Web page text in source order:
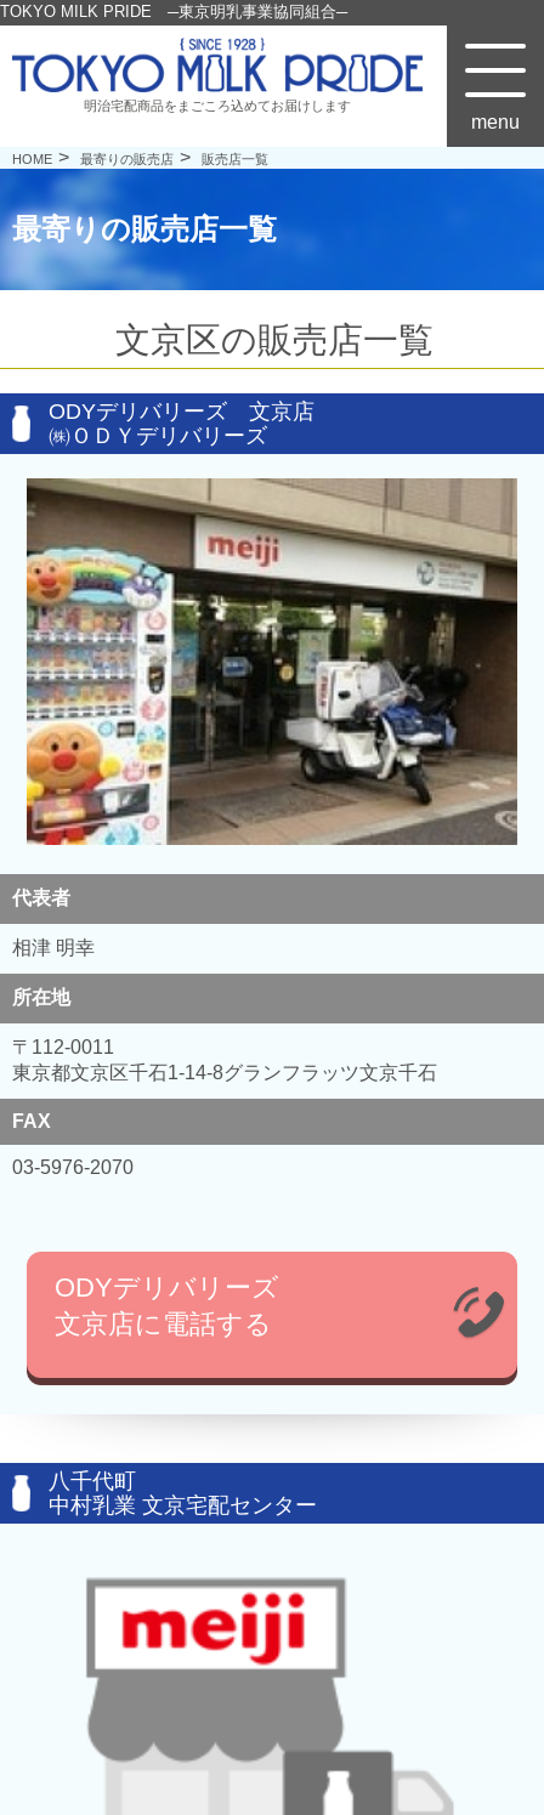
TOKYO MILK PRIDE ─東京明乳事業協同組合─
明治宅配商品をまごころ込めてお届けします
menu
HOME 最寄りの販売店 販売店一覧
最寄りの販売店一覧
文京区の販売店一覧
ODYデリバリーズ 文京店
㈱ＯＤＹデリバリーズ
代表者
相津 明幸
所在地
〒112-0011
東京都文京区千石1-14-8グランフラッツ文京千石
FAX
03-5976-2070
ODYデリバリーズ
文京店に電話する
八千代町
中村乳業 文京宅配センター